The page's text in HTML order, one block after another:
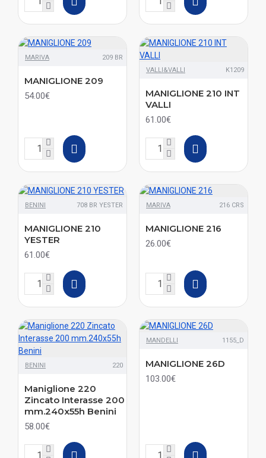
MARIVA 209 BR
MANIGLIONE 209
54.00€
VALLI&VALLI K1209
MANIGLIONE 210 INT
VALLI
61.00€
BENINI 708 BR YESTER
MANIGLIONE 210
YESTER
61.00€
MARIVA 216 CRS
MANIGLIONE 216
26.00€
BENINI 220
Maniglione 220
Zincato Interasse 200
mm.240x55h Benini
58.00€
MANDELLI 1155_D
MANIGLIONE 26D
103.00€